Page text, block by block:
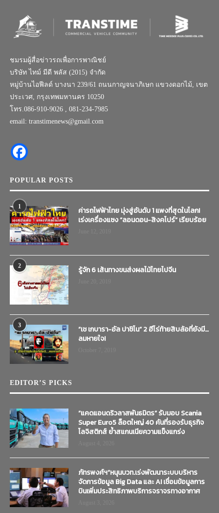
ชมรมผู้สื่อข่าวรถเพื่อการพาณิชย์
บริษัท ไทม์ มีดี พลัส (2015) จำกัด
หมู่บ้านไอฟีลด์ บางนา 239/61 ถนนกาญจนาภิเษก แขวงดอกไม้, เขต
ประเวศ, กรุงเทพมหานคร 10250
โทร.086-910-9026 , 081-234-7985
email: transtimenews@gmail.com
POPULAR POSTS
1
ค่ารถไฟฟ้าไทย มุ่งสู่อันดับ 1 แพงที่สุดในโลก!
เร่งเครื่องแซง “ลอนดอน-สิงคโปร์” เรียบร้อย
2 รู้จัก 6 เส้นทางขนส่งผลไม้ไทยไปจีน
3
“เช เกบารา-อัล ปาชิโน” 2 ฮีโร่ท้ายสิบล้อที่ยังมี…
ลมหายใจ!
EDITOR’S PICKS
“แคดแอนดริวลาสพันธมิตร” รับมอบ Scania
Super Euro5 ล็อตใหญ่ 40 คันที่รองรับธุรกิจ
โลจิสติกส์ ย้ำสแกนเนียความแข็งแกร่ง
ภัทรพงศ์ฯ”หนุนบวท.เร่งพัฒนาระบบบริหาร
จัดการข้อมูล Big Data และ AI เชื่อมข้อมูลการ
บินเพิ่มประสิทธิภาพบริการจราจรทางอากาศ